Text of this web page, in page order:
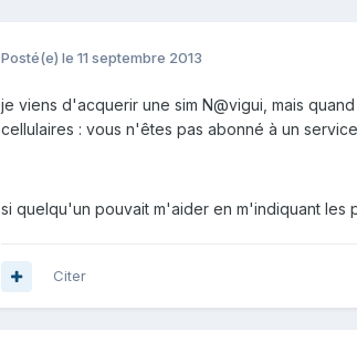
Posté(e) le 11 septembre 2013
je viens d'acquerir une sim N@vigui, mais
cellulaires : vous n'êtes pas abonné à un
si quelqu'un pouvait m'aider en m'indiquant les
Citer